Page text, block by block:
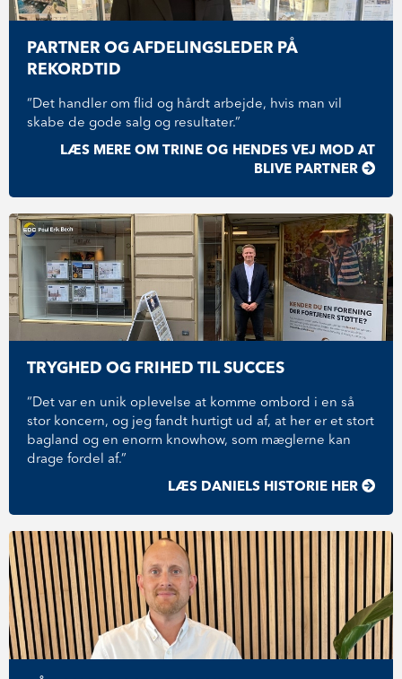
PARTNER OG AFDELINGSLEDER PÅ
REKORDTID
“Det handler om flid og hårdt arbejde, hvis man vil
skabe de gode salg og resultater.”
LÆS MERE OM TRINE OG HENDES VEJ MOD AT
BLIVE PARTNER
TRYGHED OG FRIHED TIL SUCCES
“Det var en unik oplevelse at komme ombord i en så
stor koncern, og jeg fandt hurtigt ud af, at her er et stort
bagland og en enorm knowhow, som mæglerne kan
drage fordel af.”
LÆS DANIELS HISTORIE HER